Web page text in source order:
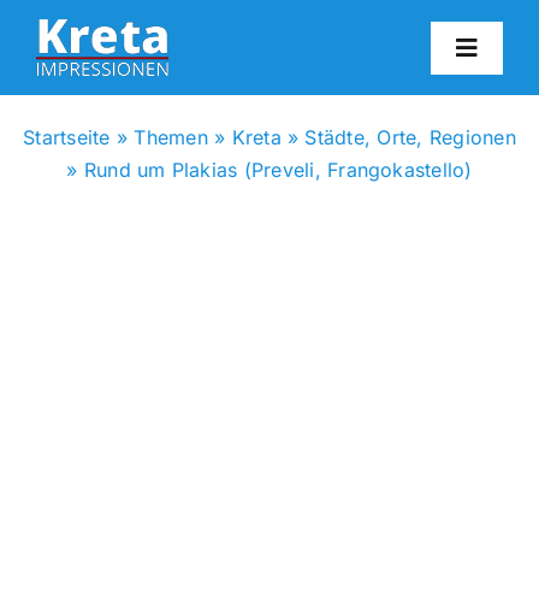
Zum
Inhalt
springen
Startseite »Themen» Kreta » Städte, Orte, Regionen
» Rund um Plakias (Preveli, Frangokastello)